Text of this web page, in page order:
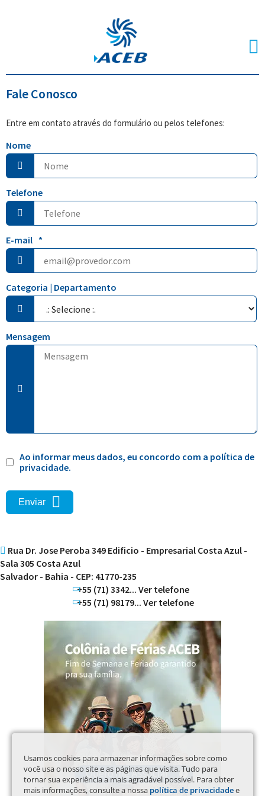
Fale Conosco
Entre em contato através do formulário ou pelos telefones:
Nome
Telefone
E-mail *
Categoria | Departamento
Mensagem
Ao informar meus dados, eu concordo com a política de
privacidade.
Enviar
Rua Dr. Jose Peroba 349 Edificio - Empresarial Costa Azul -
Sala 305 Costa Azul
Salvador - Bahia - CEP: 41770-235
+55 (71) 3342... Ver telefone
+55 (71) 98179... Ver telefone
Usamos cookies para armazenar informações sobre como
você usa o nosso site e as páginas que visita. Tudo para
tornar sua experiência a mais agradável possível. Para obter
mais informações, consulte a nossa política de privacidadee